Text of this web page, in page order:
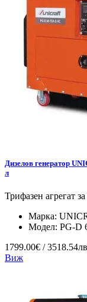
Дизелов генератор
л
Трифазен агрегат
Марка:
Модел: PG-D
1799.00€ /
Виж